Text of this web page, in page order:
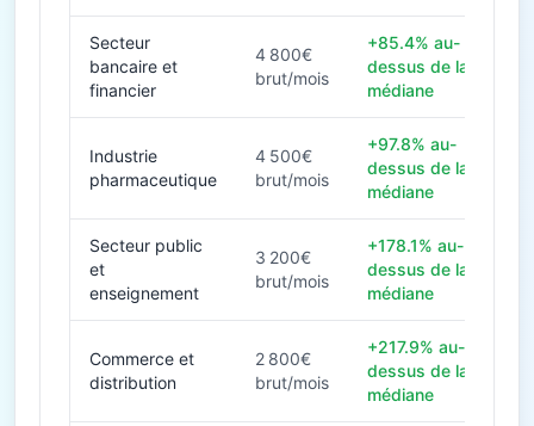
Secteur
bancaire et
financier
4 800€
brut/mois
+85.4% au-
dessus de la
médiane
Industrie
pharmaceutique
4 500€
brut/mois
+97.8% au-
dessus de la
médiane
Secteur public
et
enseignement
3 200€
brut/mois
+178.1% au-
dessus de la
médiane
Commerce et
distribution
2 800€
brut/mois
+217.9% au-
dessus de la
médiane